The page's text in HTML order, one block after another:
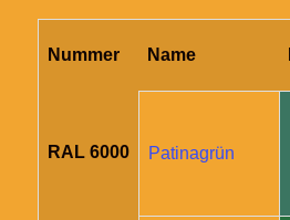
Nummer Name
RAL 6000 Patinagrün